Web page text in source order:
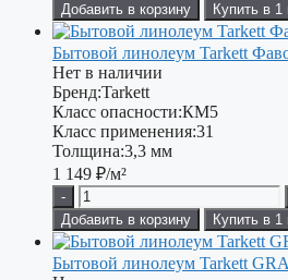
Добавить в корзину
Купить в 1
Бытовой линолеум Tarkett
Нет в наличии
Бренд:Tarkett
Класс опасности:КМ5
Класс применения:31
Толщина:3,3 мм
1 149 ₽/м²
-
Добавить в корзину
Купить в 1
Бытовой линолеум Tarkett